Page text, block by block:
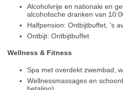
Alcoholvrije en nationale en
alcoholische dranken van
Halfpension: Ontbijtbuffet, 's
Ontbijt: Ontbijtbuffet
Wellness & Fitness
Spa met overdekt zwembad,
Wellnessmassages en